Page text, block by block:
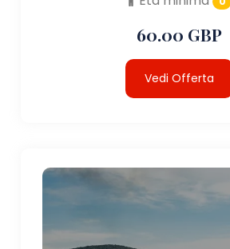
60.00 GBP
Vedi Offerta